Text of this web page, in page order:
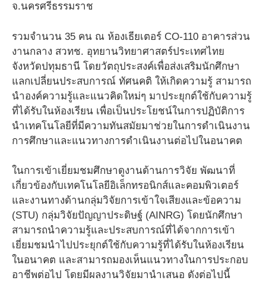
จ.นครศรีธรรมราช
รวมจำนวน 35 คน ณ ห้องเธียเตอร์ CO-110 อาคารส่วน
งานกลาง สวทช. อุทยานวิทยาศาสตร์ประเทศไทย
จังหวัดปทุมธานี โดยวัตถุประสงค์เพื่อส่งเสริมนักศึกษา
แลกเปลี่ยนประสบการณ์ ทัศนคติ ให้เกิดความรู้ สามารถ
นำองค์ความรู้และแนวคิดใหม่ๆ มาประยุกต์ใช้กับความรู้
ที่ได้รับในห้องเรียน เพื่อเป็นประโยชน์ในการปฏิบัติการ
นำเทคโนโลยีที่มีความทันสมัยมาช่วยในการดำเนินงาน
การศึกษาและแนวทางการดำเนินงานต่อไปในอนาคต
ในการเข้าเยี่ยมชมศึกษาดูงานด้านการวิจัย พัฒนาที่
เกี่ยวข้องกับเทคโนโลยีอิเล็กทรอนิกส์และคอมพิวเตอร์
และงานทางด้านกลุ่มวิจัยการเข้าใจเสียงและข้อความ
(STU) กลุ่มวิจัยปัญญาประดิษฐ์ (AINRG) โดยนักศึกษา
สามารถนำความรู้และประสบการณ์ที่ได้จากการเข้า
เยี่ยมชมนำไปประยุกต์ใช้กับความรู้ที่ได้รับในห้องเรียน
ในอนาคต และสามารถมองเห็นแนวทางในการประกอบ
อาชีพต่อไป โดยมีผลงานวิจัยมานำเสนอ ดังต่อไปนี้